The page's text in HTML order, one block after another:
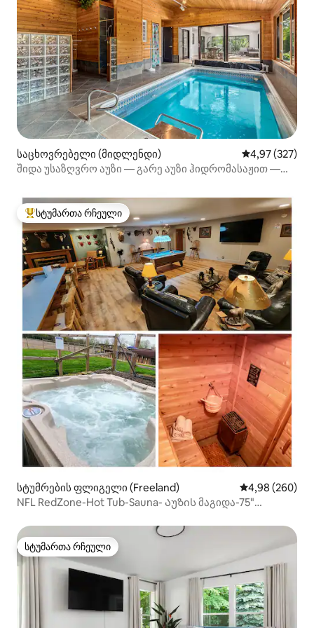
საცხოვრებელი (მიდლენდი) საშუალო
4,97 (327)
შიდა უსაზღვრო აუზი — გარე აუზი ჰიდრომასაჟით —
სტუმართა რჩეული მოწინავე ვარიანტი
სტუმართა რჩეული
სტუმრების ფლიგელი (Freeland) საშუალო
4,98 (260)
NFL RedZone-Hot Tub-Sauna- Აუზის მაგიდა-75"
სტუმართა რჩეული
სტუმართა რჩეული